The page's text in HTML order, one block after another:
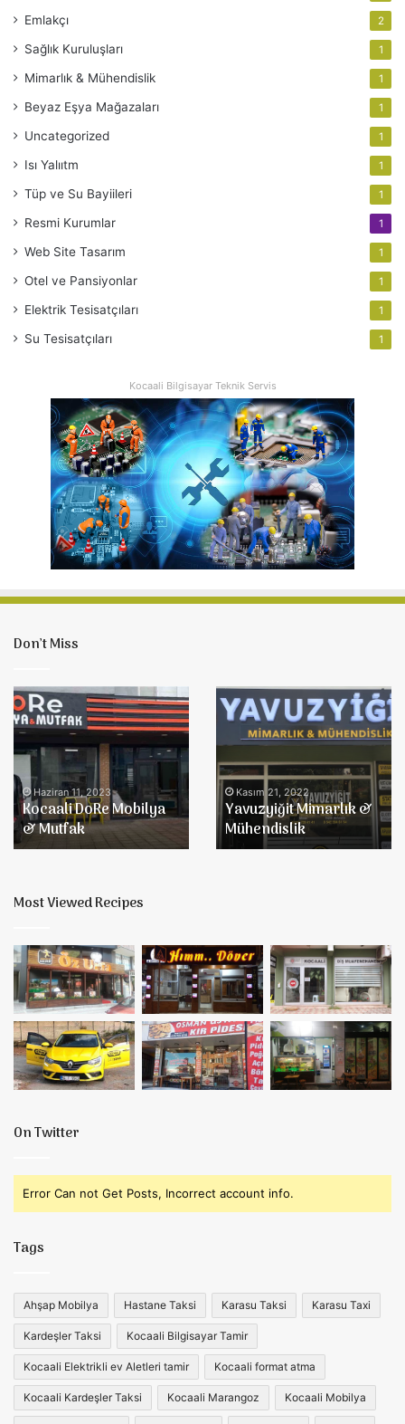
Emlakçı 2
Sağlık Kuruluşları 1
Mimarlık & Mühendislik 1
Beyaz Eşya Mağazaları 1
Uncategorized 1
Isı Yalııtm 1
Tüp ve Su Bayiileri 1
Resmi Kurumlar 1
Web Site Tasarım 1
Otel ve Pansiyonlar 1
Elektrik Tesisatçıları 1
Su Tesisatçıları 1
Kocaali Bilgisayar Teknik Servis
Don’t Miss
Yavuzyiğit
Mimarlık
&
Mühendislik
Kasım 21, 2022
Yavuzyiğit Mimarlık &
Mühendislik
Kocaali
Bosch
Eylül 12, 2022
Kocaali Bosch Bayii
Most Viewed Recipes
On Twitter
Error Can not Get Posts, Incorrect account info.
Tags
Ahşap Mobilya Hastane Taksi Karasu Taksi Karasu Taxi
Kardeşler Taksi Kocaali Bilgisayar Tamir
Kocaali Elektrikli ev Aletleri tamir Kocaali format atma
Kocaali Kardeşler Taksi Kocaali Marangoz Kocaali Mobilya